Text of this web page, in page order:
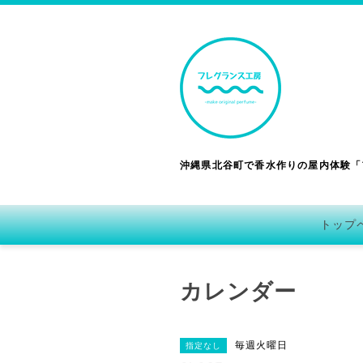
沖縄県北谷町で香水作りの屋内体験「
トップ
カレンダー
指定なし 毎週火曜日